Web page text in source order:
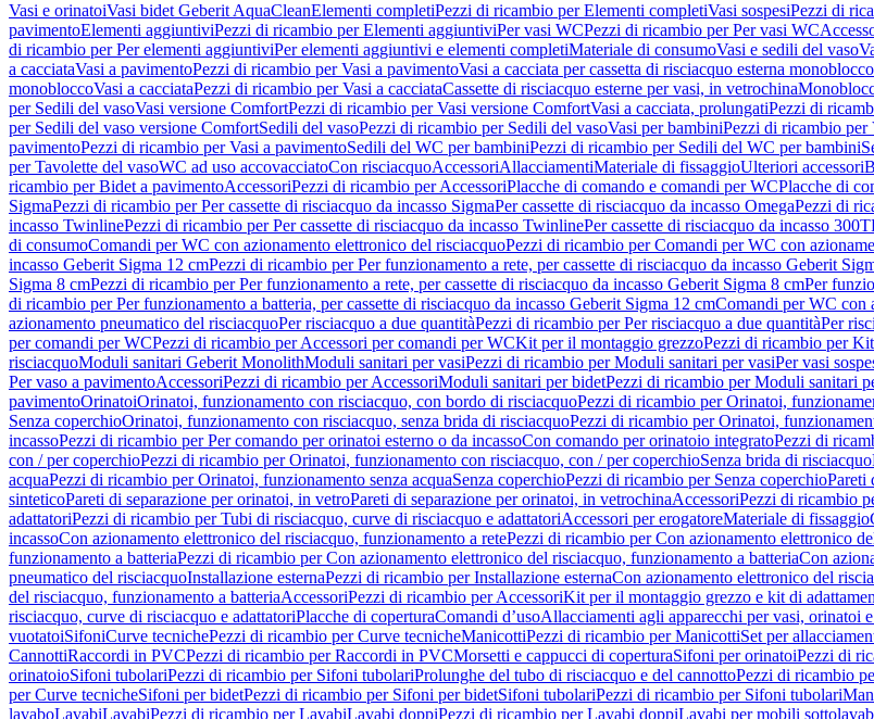
Vasi e orinatoiVasi bidet Geberit AquaCleanElementi completiPezzi di ricambio per Elementi completiVasi sospesiPezzi di
pavimentoElementi aggiuntiviPezzi di ricambio per Elementi aggiuntiviPer vasi WCPezzi di ricambio per Per vasi WC
di ricambio per Per elementi aggiuntiviPer elementi aggiuntivi e elementi completiMateriale di consumoVasi e sedili del vaso
a cacciataVasi a pavimentoPezzi di ricambio per Vasi a pavimentoVasi a cacciata per cassetta di risciacquo esterna monoblocco
monobloccoVasi a cacciataPezzi di ricambio per Vasi a cacciataCassette di risciacquo esterne per vasi, in vetrochina
per Sedili del vasoVasi versione ComfortPezzi di ricambio per Vasi versione ComfortVasi a cacciata, prolungatiPezzi di
per Sedili del vaso versione ComfortSedili del vasoPezzi di ricambio per Sedili del vasoVasi per bambiniPezzi di ricambio per
pavimentoPezzi di ricambio per Vasi a pavimentoSedili del WC per bambiniPezzi di ricambio per Sedili del WC per bambini
per Tavolette del vasoWC ad uso accovacciatoCon risciacquoAccessoriAllacciamentiMateriale di fissaggioUlteriori accessori
ricambio per Bidet a pavimentoAccessoriPezzi di ricambio per AccessoriPlacche di comando e comandi per WCPlacche di
SigmaPezzi di ricambio per Per cassette di risciacquo da incasso SigmaPer cassette di risciacquo da incasso OmegaPezzi di
incasso TwinlinePezzi di ricambio per Per cassette di risciacquo da incasso TwinlinePer cassette di risciacquo da incasso 300T
di consumoComandi per WC con azionamento elettronico del risciacquoPezzi di ricambio per Comandi per WC con
incasso Geberit Sigma 12 cmPezzi di ricambio per Per funzionamento a rete, per cassette di risciacquo da incasso Geberit
Sigma 8 cmPezzi di ricambio per Per funzionamento a rete, per cassette di risciacquo da incasso Geberit Sigma 8 cmPer
di ricambio per Per funzionamento a batteria, per cassette di risciacquo da incasso Geberit Sigma 12 cmComandi per WC con
azionamento pneumatico del risciacquoPer risciacquo a due quantitàPezzi di ricambio per Per risciacquo a due quantitàPer
per comandi per WCPezzi di ricambio per Accessori per comandi per WCKit per il montaggio grezzoPezzi di ricambio per
risciacquoModuli sanitari Geberit MonolithModuli sanitari per vasiPezzi di ricambio per Moduli sanitari per vasiPer vasi
Per vaso a pavimentoAccessoriPezzi di ricambio per AccessoriModuli sanitari per bidetPezzi di ricambio per Moduli sanitari
pavimentoOrinatoiOrinatoi, funzionamento con risciacquo, con bordo di risciacquoPezzi di ricambio per Orinatoi,
Senza coperchioOrinatoi, funzionamento con risciacquo, senza brida di risciacquoPezzi di ricambio per Orinatoi,
incassoPezzi di ricambio per Per comando per orinatoi esterno o da incassoCon comando per orinatoio integratoPezzi di
con / per coperchioPezzi di ricambio per Orinatoi, funzionamento con risciacquo, con / per coperchioSenza brida di risciacquo
acquaPezzi di ricambio per Orinatoi, funzionamento senza acquaSenza coperchioPezzi di ricambio per Senza coperchioPareti
sinteticoPareti di separazione per orinatoi, in vetroPareti di separazione per orinatoi, in vetrochinaAccessoriPezzi di ricambio
adattatoriPezzi di ricambio per Tubi di risciacquo, curve di risciacquo e adattatoriAccessori per erogatoreMateriale di fissaggio
incassoCon azionamento elettronico del risciacquo, funzionamento a retePezzi di ricambio per Con azionamento elettronico
funzionamento a batteriaPezzi di ricambio per Con azionamento elettronico del risciacquo, funzionamento a batteriaCon
pneumatico del risciacquoInstallazione esternaPezzi di ricambio per Installazione esternaCon azionamento elettronico del
del risciacquo, funzionamento a batteriaAccessoriPezzi di ricambio per AccessoriKit per il montaggio grezzo e kit di
risciacquo, curve di risciacquo e adattatoriPlacche di coperturaComandi d’usoAllacciamenti agli apparecchi per vasi, orinatoi
vuotatoiSifoniCurve tecnichePezzi di ricambio per Curve tecnicheManicottiPezzi di ricambio per ManicottiSet per
CannottiRaccordi in PVCPezzi di ricambio per Raccordi in PVCMorsetti e cappucci di coperturaSifoni per orinatoiPezzi di
orinatoioSifoni tubolariPezzi di ricambio per Sifoni tubolariProlunghe del tubo di risciacquo e del cannottoPezzi di ricambio
per Curve tecnicheSifoni per bidetPezzi di ricambio per Sifoni per bidetSifoni tubolariPezzi di ricambio per Sifoni tubolari
lavaboLavabiLavabiPezzi di ricambio per LavabiLavabi doppiPezzi di ricambio per Lavabi doppiLavabi per mobili